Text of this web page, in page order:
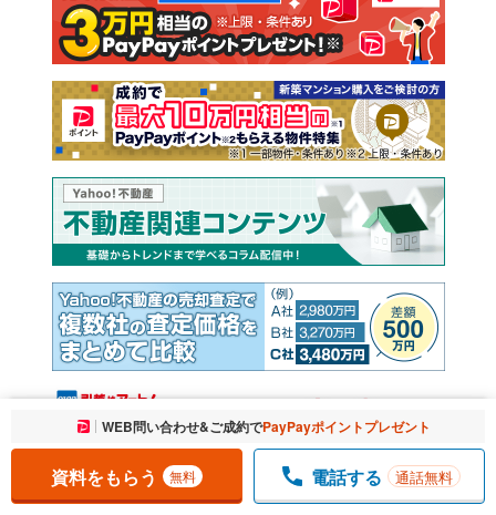
お気に入りに追加しました。 一覧を開く
WEB問い合わせ&ご成約でPayPayポイントプレゼント
資料をもらう 無料 電話する 通話無料
売却査定